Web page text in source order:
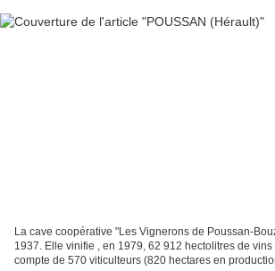
La cave coopérative "Les Vignerons de Poussan-
1937. Elle vinifie , en 1979, 62 912 hectolitres de
compte de 570 viticulteurs (820 hectares en